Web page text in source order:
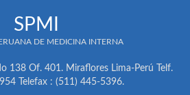
SPMI
DE MEDICINA INTERNA
138 Of. 401. Miraflores Lima-Perú Telf.
Telefax : (511) 445-5396.